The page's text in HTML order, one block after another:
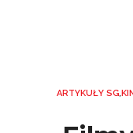
ARTYKUŁY SG,